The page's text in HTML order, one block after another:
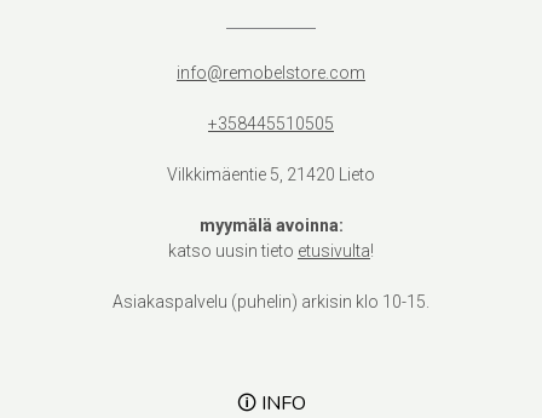
info@remobelstore.com
+358445510505
Vilkkimäentie 5, 21420 Lieto
myymälä avoinna:
katso uusin tieto etusivulta!
Asiakaspalvelu (puhelin) arkisin klo 10-15.
🛈 INFO